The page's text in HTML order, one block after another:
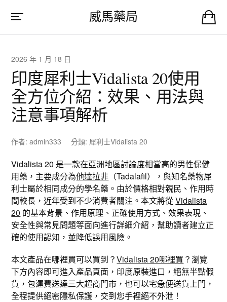
威馬藥局
2026 年 1 月 18 日
印度犀利士Vidalista 20使用
全方位介紹：效果、用法與
注意事項解析
作者:admin333 分類: 犀利士Vidalista 20
Vidalista 20 是一款在亞洲地區討論度相當高的男性保健
用藥，主要成分為他達拉非 （Tadalafil），與知名藥物犀
利士屬於相同成分的學名藥。由於價格相對親民、作用時
間較長，近年受到不少消費者關注。本文將從Vidalista
20 的基本背景、作用原理、正確使用方式、效果表現、
安全性與常見問題等面向進行詳細介紹，幫助讀者建立正
確的使用認知，並降低誤用風險。
本文產品在哪裡買可以買到？Vidalista 20哪裡買 ？瀏覽
下方內容即可進入產品頁面，印度原裝進口，絕無半點假
貨，包運費送達三大超商門市，也可以宅急便送貨上門，
全程提供絕密隱私保護，交到您手裡絕不外泄！